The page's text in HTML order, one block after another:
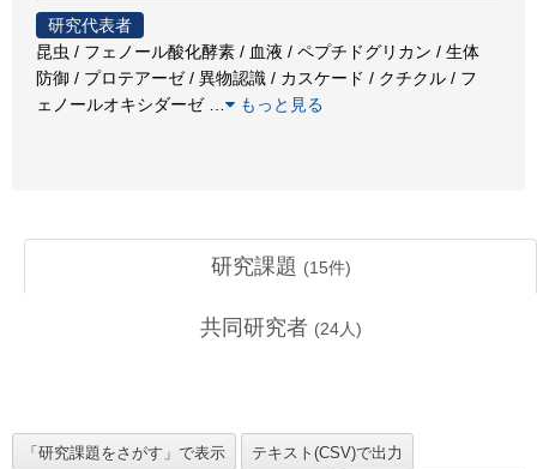
研究代表者
昆虫 / フェノール酸化酵素 / 血液 / ペプチドグリカン / 生体
防御 / プロテアーゼ / 異物認識 / カスケード / クチクル / フ
ェノールオキシダーゼ
もっと見る
研究課題 (15件)
共同研究者 (24人)